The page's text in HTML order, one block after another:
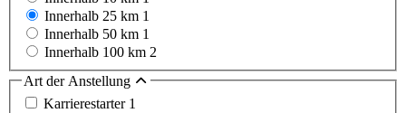
Innerhalb 25 km 1
Innerhalb 50 km 1
Innerhalb 100 km 2
Art der Anstellung
Karrierestarter 1